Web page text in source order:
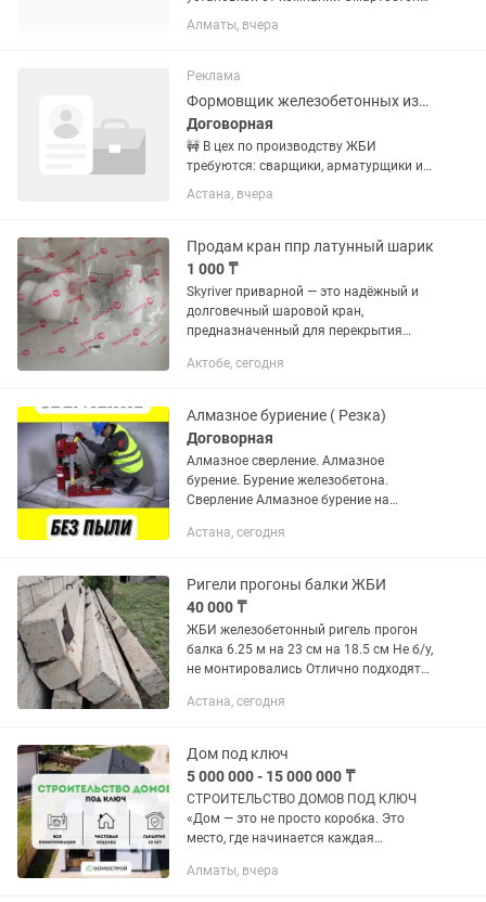
цена за м2 17500
Алматы, вчера
Реклама
Формовщик железобетонных изделий
Договорная
🚧 В цех по производству ЖБИ
требуются: сварщики, арматурщики и
бетонщики 📌 Мы занимаемся
изготовлением железобетонных
фундаментные блоки, плиты
перекрытий,...
Астана, вчера
Продам кран ппр латунный шарик
1 000 ₸
Skyriver приварной — это надёжный и
долговечный шаровой кран,
предназначенный для перекрытия
системах. ✨ Особенности: - 🔗
обеспечивает...
Актобе, сегодня
Алмазное буриение ( Резка)
Договорная
Алмазное сверление. Алмазное
бурение. Бурение железобетона.
Сверление Алмазное бурение на
частный мастер, работаю на себя,
экономите...
Астана, сегодня
Ригели прогоны балки ЖБИ
40 000 ₸
ЖБИ железобетонный ригель прогон
балка 6.25 м на 23 см на 18.5 см Не б/у,
не монтировались Отлично подходят
стенах - примеры на фото есть 8 штук,
Астана, сегодня
Дом под ключ
5 000 000 - 15 000 000 ₸
СТРОИТЕЛЬСТВО ДОМОВ ПОД КЛЮЧ
«Дом — это не просто коробка. Это
место, где начинается каждая
представляете: вот здесь будет
Алматы, вчера